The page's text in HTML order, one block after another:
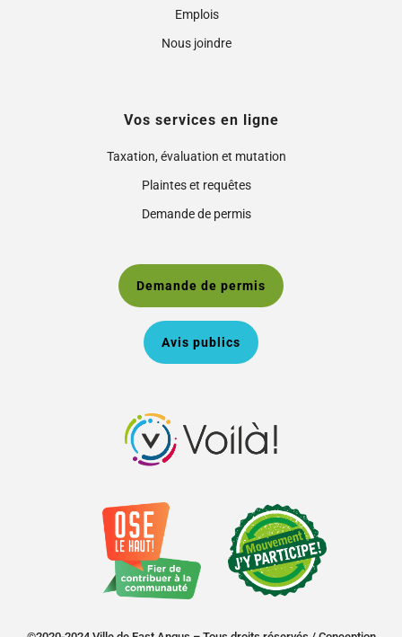
Emplois
Nous joindre
Vos services en ligne
Taxation, évaluation et mutation
Plaintes et requêtes
Demande de permis
Demande de permis
Avis publics